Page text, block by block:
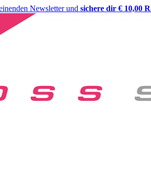
Newsletter und sichere dir € 10,00